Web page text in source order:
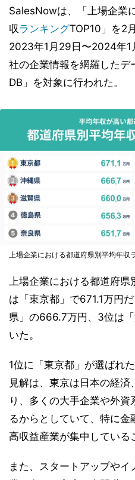
SalesNowは、「上場企業
収ランキングTOP10」を2
2023年1月29日〜2024年
社の企業情報を網羅した
DB」を対象に行われた。
上場企業における都道府県別平均年収
上場企業における都道府県
は「東京都」で671.1万円
県」の666.7万円、3位は
いた。
1位に「東京都」が選ばれ
見解は、東京は日本の経
り、多くの大手企業や外
るからとしていて、特に
高収益産業が集中している
また、スタートアップや